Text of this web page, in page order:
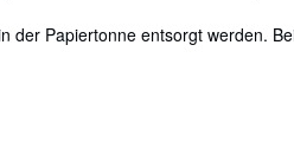
der Papiertonne entsorgt werden.